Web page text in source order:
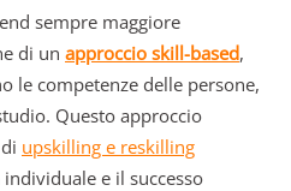
sempre maggiore
di un approccio skill-based,
le competenze delle persone,
Questo approccio
upskilling e reskilling
e il successo